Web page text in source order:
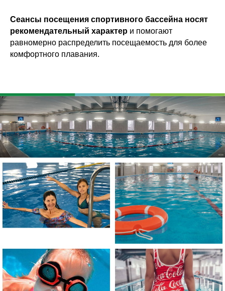
Сеансы посещения спортивного бассейна носят
рекомендательный характер и помогают
равномерно распределить посещаемость для более
комфортного плавания.